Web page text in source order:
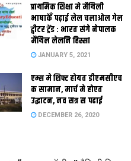
प्राथमिक शि‍क्षा मे मैथि‍ली
भाषाकेँ पढ़ाई लेल चलाओल गेल
ट्वीटर ट्रेंड : भारत संगे नेपालक
मैथिल लेलनि हिस्सा
JANUARY 5, 2021
एम्स मे शिफ्ट होयत डीएमसीएच
क सामान, मार्च मे होएत
उद्घाटन, नव सत्र स पढाई
DECEMBER 26, 2020